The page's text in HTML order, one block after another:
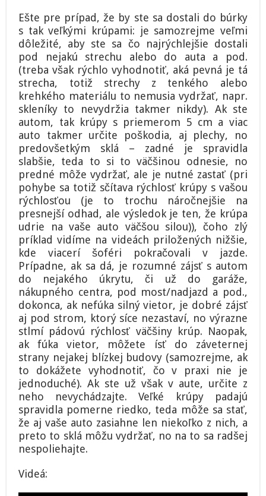
Ešte pre prípad, že by ste sa dostali do búrky
s tak veľkými krúpami: je samozrejme veľmi
dôležité, aby ste sa čo najrýchlejšie dostali
pod nejakú strechu alebo do auta a pod.
(treba však rýchlo vyhodnotiť, aká pevná je tá
strecha, totiž strechy z tenkého alebo
krehkého materiálu to nemusia vydržať, napr.
skleníky to nevydržia takmer nikdy). Ak ste
autom, tak krúpy s priemerom 5 cm a viac
auto takmer určite poškodia, aj plechy, no
predovšetkým sklá – zadné je spravidla
slabšie, teda to si to väčšinou odnesie, no
predné môže vydržať, ale je nutné zastať (pri
pohybe sa totiž sčítava rýchlosť krúpy s vašou
rýchlosťou (je to trochu náročnejšie na
presnejší odhad, ale výsledok je ten, že krúpa
udrie na vaše auto väčšou silou)), čoho zlý
príklad vidíme na videách priložených nižšie,
kde viacerí šoféri pokračovali v jazde.
Prípadne, ak sa dá, je rozumné zájsť s autom
do nejakého úkrytu, či už do garáže,
nákupného centra, pod most/nadjazd a pod.,
dokonca, ak nefúka silný vietor, je dobré zájsť
aj pod strom, ktorý síce nezastaví, no výrazne
stlmí pádovú rýchlosť väčšiny krúp. Naopak,
ak fúka vietor, môžete ísť do záveternej
strany nejakej blízkej budovy (samozrejme, ak
to dokážete vyhodnotiť, čo v praxi nie je
jednoduché). Ak ste už však v aute, určite z
neho nevychádzajte. Veľké krúpy padajú
spravidla pomerne riedko, teda môže sa stať,
že aj vaše auto zasiahne len niekoľko z nich, a
preto to sklá môžu vydržať, no na to sa radšej
nespoliehajte.
Videá: